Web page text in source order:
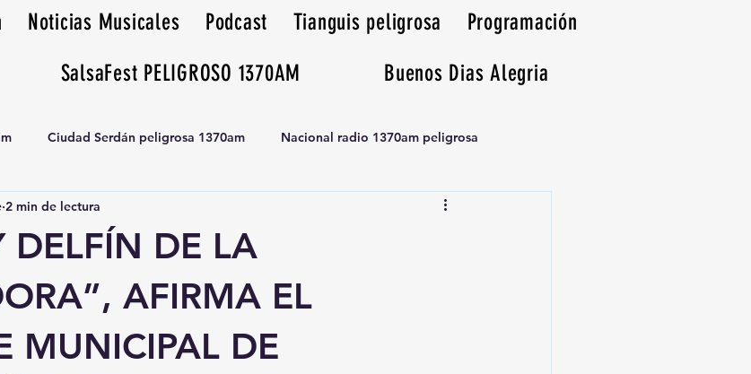
Noticias Musicales Podcast Tianguis peligrosa
Programación
SalsaFest PELIGROSO 1370AM Buenos Dias Alegria
Ciudad Serdán peligrosa 1370am Nacional radio 1370am peligrosa
peligrosa 1370am huamantla
DELFÍN DE LA
AFIRMA EL
MUNICIPAL DE
2 min de lectura